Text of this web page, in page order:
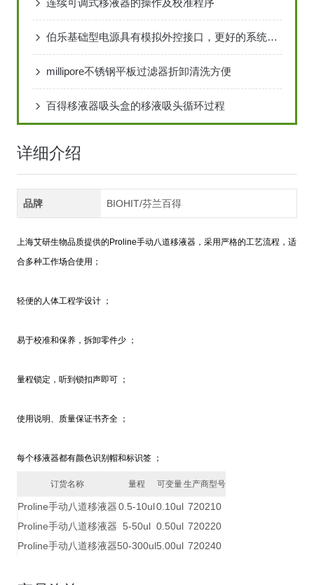
连续可调式移液器的操作及校准程序
伯乐基础型电源具有模拟外控接口，更好的系统特性
millipore不锈钢平板过滤器折卸清洗方便
百得移液器吸头盒的移液吸头循环过程
详细介绍
品牌 BIOHIT/芬兰百得
上海艾研生物品质提供的Proline手动八道移液器，采用严格的工艺流程，适
合多种工作场合使用；
轻便的人体工程学设计 ；
易于校准和保养，拆卸零件少 ；
量程锁定，听到锁扣声即可 ；
使用说明、质量保证书齐全 ；
每个移液器都有颜色识别帽和标识签 ；
订货名称 量程 可变量生产商型号
Proline手动八道移液器0.5-10ul0.10ul 720210
Proline手动八道移液器 5-50ul 0.50ul 720220
Proline手动八道移液器50-300ul5.00ul 720240